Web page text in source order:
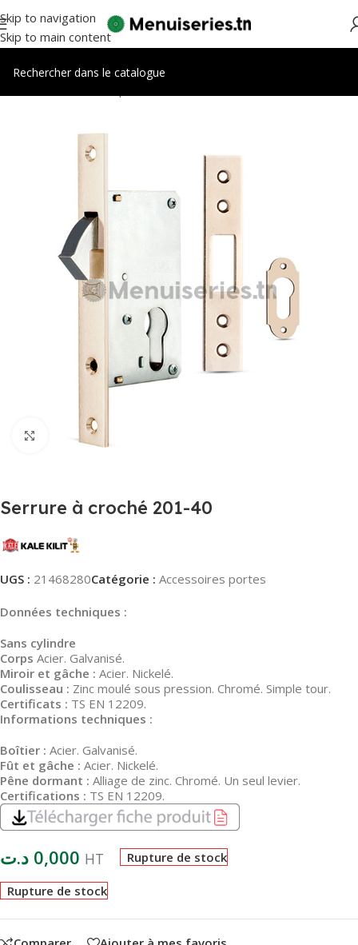
Skip to navigation
Skip to main content
Agrandir
Serrure à croché 201-40
UGS : 21468280Catégorie : Accessoires portes
Données techniques :
Sans cylindre
Corps Acier. Galvanisé.
Miroir et gâche : Acier. Nickelé.
Coulisseau : Zinc moulé sous pression. Chromé. Simple tour.
Certificats : TS EN 12209.
Informations techniques :
Boîtier : Acier. Galvanisé.
Fût et gâche : Acier. Nickelé.
Pêne dormant : Alliage de zinc. Chromé. Un seul levier.
Certifications : TS EN 12209.
0,000 د.ت HT Rupture de stock
Rupture de stock